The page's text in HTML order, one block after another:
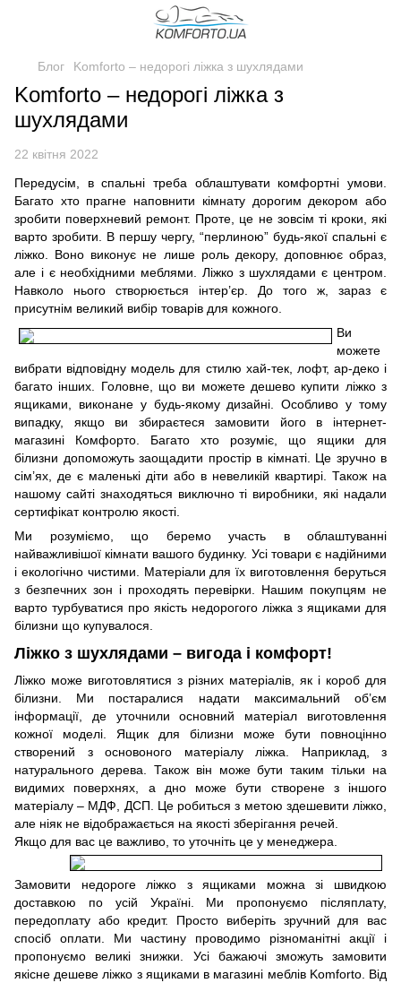
Блог Komforto – недорогі ліжка з шухлядами
Komforto – недорогі ліжка з
шухлядами
22 квітня 2022
Передусім, в спальні треба облаштувати комфортні умови.
Багато хто прагне наповнити кімнату дорогим декором або
зробити поверхневий ремонт. Проте, це не зовсім ті кроки, які
варто зробити. В першу чергу, “перлиною” будь-якої спальні є
ліжко. Воно виконує не лише роль декору, доповнює образ,
але і є необхідними меблями. Ліжко з шухлядами є центром.
Навколо нього створюється інтер’єр. До того ж, зараз є
присутнім великий вибір товарів для кожного.
Ви
можете
вибрати відповідну модель для стилю хай-тек, лофт, ар-деко і
багато інших. Головне, що ви можете дешево купити ліжко з
ящиками, виконане у будь-якому дизайні. Особливо у тому
випадку, якщо ви збираєтеся замовити його в інтернет-
магазині Комфорто. Багато хто розуміє, що ящики для
білизни допоможуть заощадити простір в кімнаті. Це зручно в
сім’ях, де є маленькі діти або в невеликій квартирі. Також на
нашому сайті знаходяться виключно ті виробники, які надали
сертифікат контролю якості.
Ми розуміємо, що беремо участь в облаштуванні
найважливішої кімнати вашого будинку. Усі товари є надійними
і екологічно чистими. Матеріали для їх виготовлення беруться
з безпечних зон і проходять перевірки. Нашим покупцям не
варто турбуватися про якість недорогого ліжка з ящиками для
білизни що купувалося.
Ліжко з шухлядами – вигода і комфорт!
Ліжко може виготовлятися з різних матеріалів, як і короб для
білизни. Ми постаралися надати максимальний об’єм
інформації, де уточнили основний матеріал виготовлення
кожної моделі. Ящик для білизни може бути повноцінно
створений з основоного матеріалу ліжка. Наприклад, з
натурального дерева. Також він може бути таким тільки на
видимих поверхнях, а дно може бути створене з іншого
матеріалу – МДФ, ДСП. Це робиться з метою здешевити ліжко,
але ніяк не відображається на якості зберігання речей.
Якщо для вас це важливо, то уточніть це у менеджера.
Замовити недороге ліжко з ящиками можна зі швидкою
доставкою по усій Україні. Ми пропонуємо післяплату,
передоплату або кредит. Просто виберіть зручний для вас
спосіб оплати. Ми частину проводимо різноманітні акції і
пропонуємо великі знижки. Усі бажаючі зможуть замовити
якісне дешеве ліжко з ящиками в магазині меблів Komforto. Від